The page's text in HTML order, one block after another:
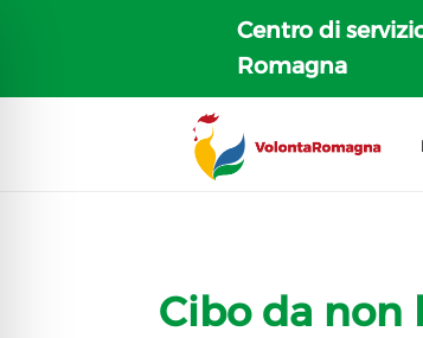
Centro di
Romagna
Cibo da non